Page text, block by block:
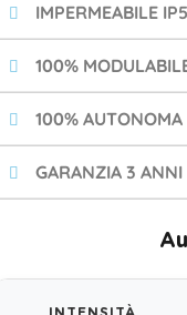
IMPERMEABILE
100%
100% AUTONOMA
GARANZIA 3 ANNI